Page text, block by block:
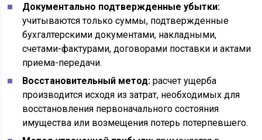
Документально подтвержденные убытки:
учитываются только суммы, подтвержденные
бухгалтерскими документами, накладными,
счетами-фактурами, договорами поставки и актами
приема-передачи.
Восстановительный метод: расчет ущерба
производится исходя из затрат, необходимых для
восстановления первоначального состояния
имущества или возмещения потерь потерпевшего.